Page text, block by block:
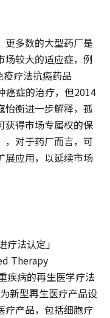
更多数的大型药厂是
场较大的适应症，例
疗法抗癌药品
癌症的治疗，但2014
怡衡进一步解释，孤
获得市场专属权的保
，对于药厂而言，可
展应用，以延续市场
法认定」
Therapy
疾病的再生医学疗法
新型再生医疗产品设
疗产品，包括细胞疗